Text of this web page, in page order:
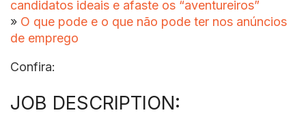
candidatos ideais e afaste os “aventureiros”
» O que pode e o que não pode ter nos anúncios
de emprego
Confira:
JOB DESCRIPTION: